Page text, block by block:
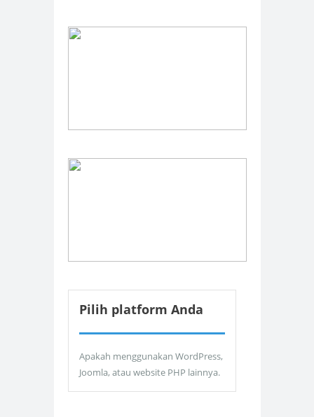
Pilih platform Anda
Apakah menggunakan WordPress,
Joomla, atau website PHP lainnya.